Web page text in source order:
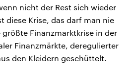
nicht der Rest sich wieder
diese Krise, das darf man nie
größte Finanzmarktkrise in der
Finanzmärkte, deregulierter
den Kleidern geschüttelt.